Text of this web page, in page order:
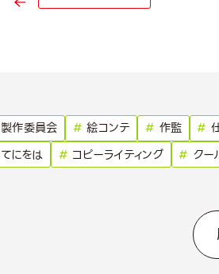
製作委員会 # 絵コンテ # 作監 #
てにをは # コピーライティング # クー